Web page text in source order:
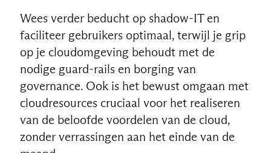
Wees verder beducht op shadow-IT en
faciliteer gebruikers optimaal, terwijl je grip
op je cloudomgeving behoudt met de
nodige guard-rails en borging van
governance. Ook is het bewust omgaan met
cloudresources cruciaal voor het realiseren
van de beloofde voordelen van de cloud,
zonder verrassingen aan het einde van de